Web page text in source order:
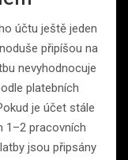
účtu ještě jeden
připíšou na
nevyhodnocuje
platebních
je účet stále
1–2 pracovních
jsou připsány